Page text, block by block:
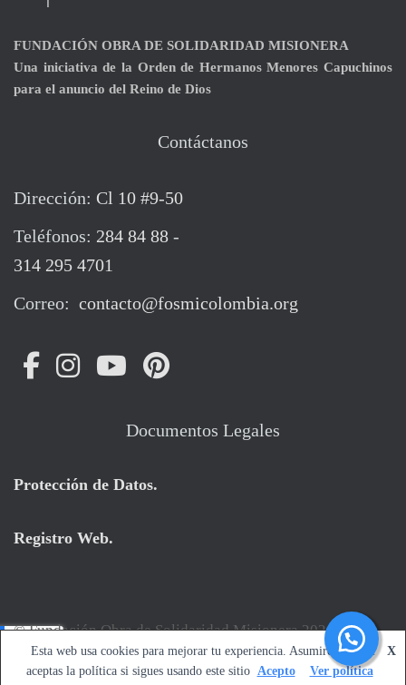
FUNDACIÓN OBRA DE SOLIDARIDAD MISIONERA
Una iniciativa de la Orden de Hermanos Menores Capuchinos
para el anuncio del Reino de Dios
Contáctanos
Dirección: Cl 10 #9-50
Teléfonos: 284 84 88 -
314 295 4701
Correo: contacto@fosmicolombia.org
Documentos Legales
Protección de Datos.
Registro Web.
© Fundación Obra de Solidaridad Misionera 2026
Esta web usa cookies para mejorar tu experiencia. Asumiremos que
aceptas la política si sigues usando este sitio
X
Acepto
Ver política